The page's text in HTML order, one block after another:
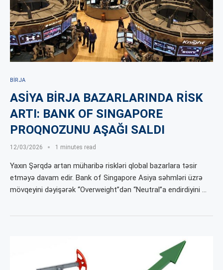
BIRJA
ASİYA BİRJA BAZARLARINDA RİSK
ARTI: BANK OF SINGAPORE
PROQNOZUNU AŞAĞI SALDI
12/03/2026 1 minutes read
Yaxın Şərqdə artan müharibə riskləri qlobal bazarlara təsir
etməyə davam edir. Bank of Singapore Asiya səhmləri üzrə
mövqeyini dəyişərək “Overweight”dən “Neutral”a endirdiyini …